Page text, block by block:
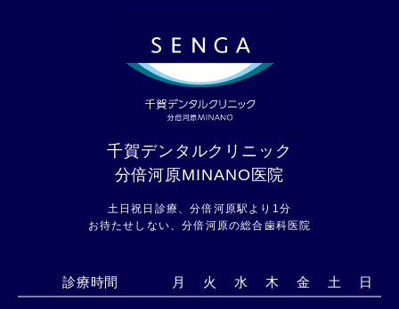
千賀デンタルクリニック
分倍河原MINANO医院
土日祝日診療、分倍河原駅より1分
お待たせしない、分倍河原の総合歯科医院
診療時間 月 火 水 木 金 土 日